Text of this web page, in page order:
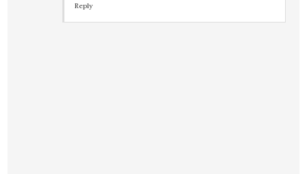
Reply